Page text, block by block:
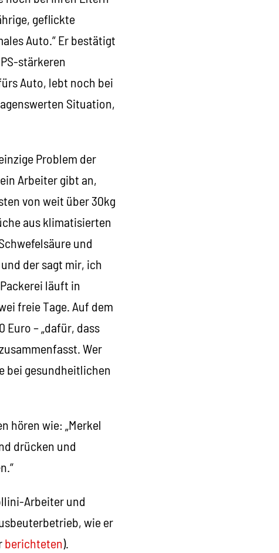
geflickte
Auto.“ Er bestätigt
stärkeren
Auto, lebt noch bei
Situation,
Problem der
Arbeiter gibt an,
von weit über 30kg
aus klimatisierten
und
der sagt mir, ich
läuft in
freie Tage. Auf dem
– „dafür, dass
Wer
bei gesundheitlichen
hören wie: „Merkel
drücken und
Arbeiter und
wie er
berichteten).